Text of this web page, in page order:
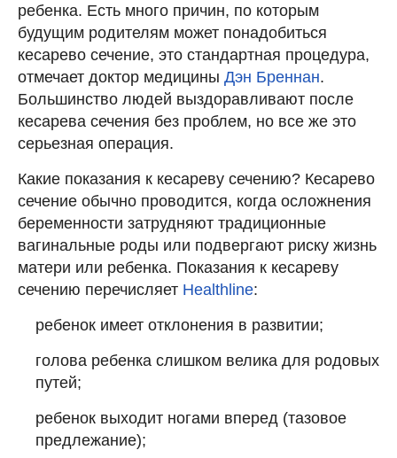
ребенка. Есть много причин, по которым
будущим родителям может понадобиться
кесарево сечение, это стандартная процедура,
отмечает доктор медицины Дэн Бреннан.
Большинство людей выздоравливают после
кесарева сечения без проблем, но все же это
серьезная операция.
Какие показания к кесареву сечению? Кесарево
сечение обычно проводится, когда осложнения
беременности затрудняют традиционные
вагинальные роды или подвергают риску жизнь
матери или ребенка. Показания к кесареву
сечению перечисляет Healthline:
ребенок имеет отклонения в развитии;
голова ребенка слишком велика для родовых
путей;
ребенок выходит ногами вперед (тазовое
предлежание);